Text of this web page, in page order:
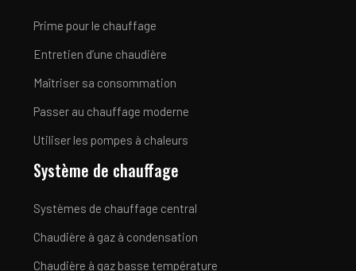
Prime pour le chauffage
Entretien d’une chaudière
Maîtriser sa consommation
Passer au chauffage moderne
Utiliser les pompes à chaleurs
Système de chauffage
Systèmes de chauffage central
Chaudière à gaz à condensation
Chaudière à gaz basse température